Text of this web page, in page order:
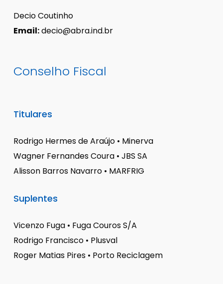
Decio Coutinho
Email:decio@abra.ind.br
Conselho Fiscal
Titulares
Rodrigo Hermes de Araújo • Minerva
Wagner Fernandes Coura • JBS SA
Alisson Barros Navarro • MARFRIG
Suplentes
Vicenzo Fuga • Fuga Couros S/A
Rodrigo Francisco • Plusval
Roger Matias Pires • Porto Reciclagem